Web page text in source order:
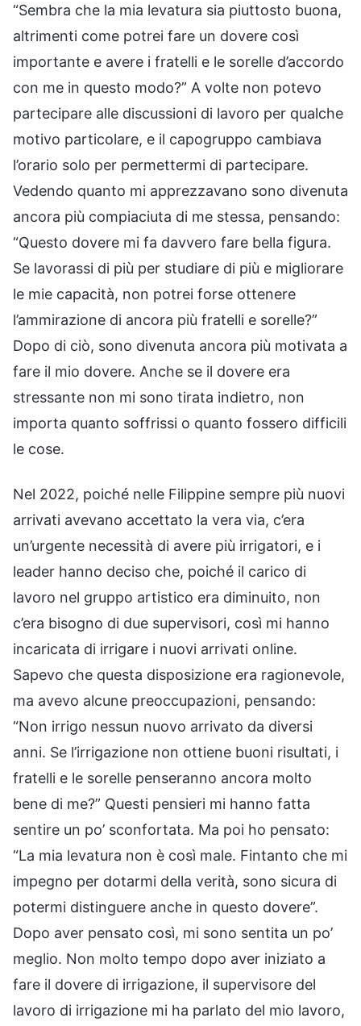
“Sembra che la mia levatura sia piuttosto buona,
altrimenti come potrei fare un dovere così
importante e avere i fratelli e le sorelle d’accordo
con me in questo modo?” A volte non potevo
partecipare alle discussioni di lavoro per qualche
motivo particolare, e il capogruppo cambiava
l’orario solo per permettermi di partecipare.
Vedendo quanto mi apprezzavano sono divenuta
ancora più compiaciuta di me stessa, pensando:
“Questo dovere mi fa davvero fare bella figura.
Se lavorassi di più per studiare di più e migliorare
le mie capacità, non potrei forse ottenere
l’ammirazione di ancora più fratelli e sorelle?”
Dopo di ciò, sono divenuta ancora più motivata a
fare il mio dovere. Anche se il dovere era
stressante non mi sono tirata indietro, non
importa quanto soffrissi o quanto fossero difficili
le cose.
Nel 2022, poiché nelle Filippine sempre più nuovi
arrivati avevano accettato la vera via, c’era
un’urgente necessità di avere più irrigatori, e i
leader hanno deciso che, poiché il carico di
lavoro nel gruppo artistico era diminuito, non
c’era bisogno di due supervisori, così mi hanno
incaricata di irrigare i nuovi arrivati online.
Sapevo che questa disposizione era ragionevole,
ma avevo alcune preoccupazioni, pensando:
“Non irrigo nessun nuovo arrivato da diversi
anni. Se l’irrigazione non ottiene buoni risultati, i
fratelli e le sorelle penseranno ancora molto
bene di me?” Questi pensieri mi hanno fatta
sentire un po’ sconfortata. Ma poi ho pensato:
“La mia levatura non è così male. Fintanto che mi
impegno per dotarmi della verità, sono sicura di
potermi distinguere anche in questo dovere”.
Dopo aver pensato così, mi sono sentita un po’
meglio. Non molto tempo dopo aver iniziato a
fare il dovere di irrigazione, il supervisore del
lavoro di irrigazione mi ha parlato del mio lavoro,